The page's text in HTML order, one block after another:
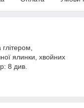
ялинки, хвойних
8 див.